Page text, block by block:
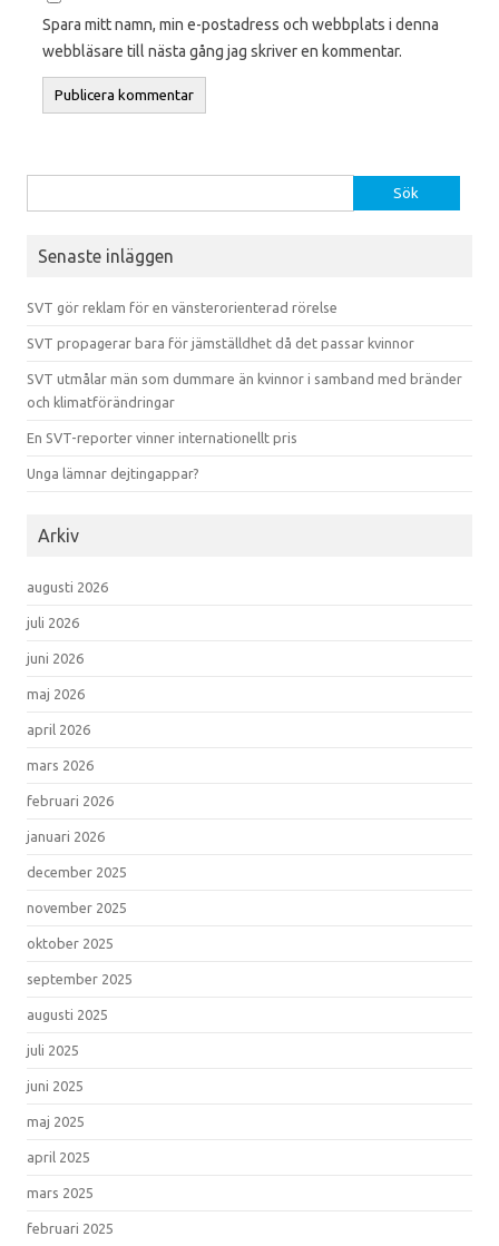
Spara mitt namn, min e-postadress och webbplats i denna
webbläsare till nästa gång jag skriver en kommentar.
Senaste inläggen
SVT gör reklam för en vänsterorienterad rörelse
SVT propagerar bara för jämställdhet då det passar kvinnor
SVT utmålar män som dummare än kvinnor i samband med bränder
och klimatförändringar
En SVT-reporter vinner internationellt pris
Unga lämnar dejtingappar?
Arkiv
augusti 2026
juli 2026
juni 2026
maj 2026
april 2026
mars 2026
februari 2026
januari 2026
december 2025
november 2025
oktober 2025
september 2025
augusti 2025
juli 2025
juni 2025
maj 2025
april 2025
mars 2025
februari 2025